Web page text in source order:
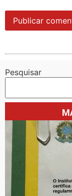
Pesquisar